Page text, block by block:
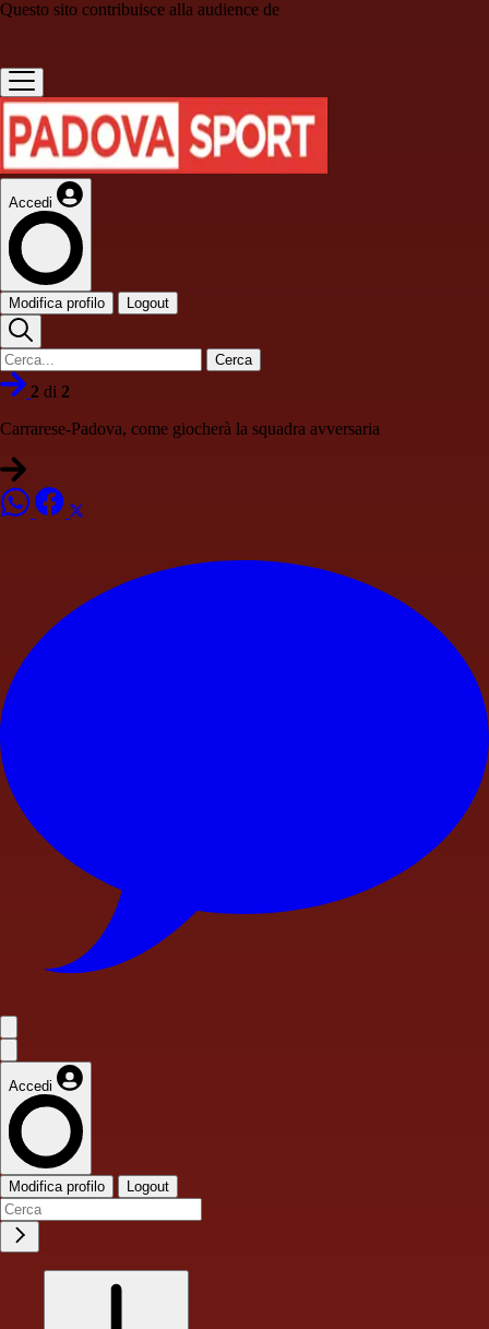
Questo sito contribuisce alla audience de
Accedi
Modifica profilo Logout
Cerca
2 di 2
Carrarese-Padova, come giocherà la squadra avversaria
Accedi
Modifica profilo Logout